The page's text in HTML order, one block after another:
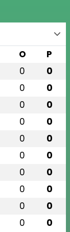
O P
0 0
0 0
0 0
0 0
0 0
0 0
0 0
0 0
0 0
0 0